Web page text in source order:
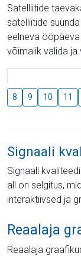
Satelliitide
satelliitide
eelneva
võimalik valida ja
8 9 10 11
Signaali
Signaali
all on selgitus,
interaktiivsed ja
Reaalaja
Reaalaja